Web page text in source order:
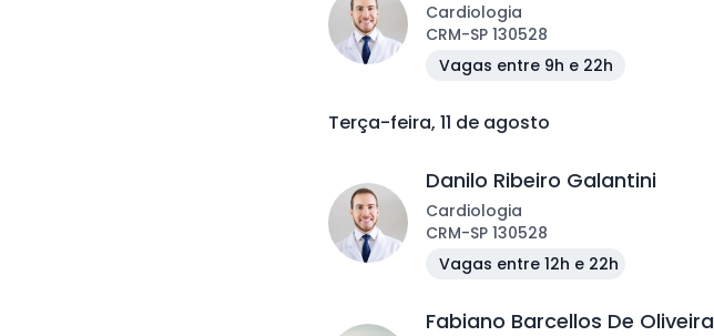
Cardiologia
CRM-SP 130528
Vagas entre 9h e 22h
Terça-feira, 11 de agosto
Danilo Ribeiro Galantini
Cardiologia
CRM-SP 130528
Vagas entre 12h e 22h
Fabiano Barcellos De Oliveira